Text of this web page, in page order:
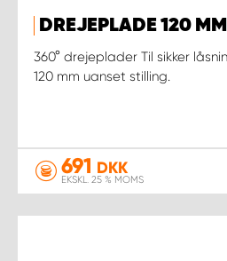
DREJEPLADE 120 MM
360° drejeplader Til sikker
120 mm uanset stilling.
691 DKK
EKSKL. 25 % MOMS